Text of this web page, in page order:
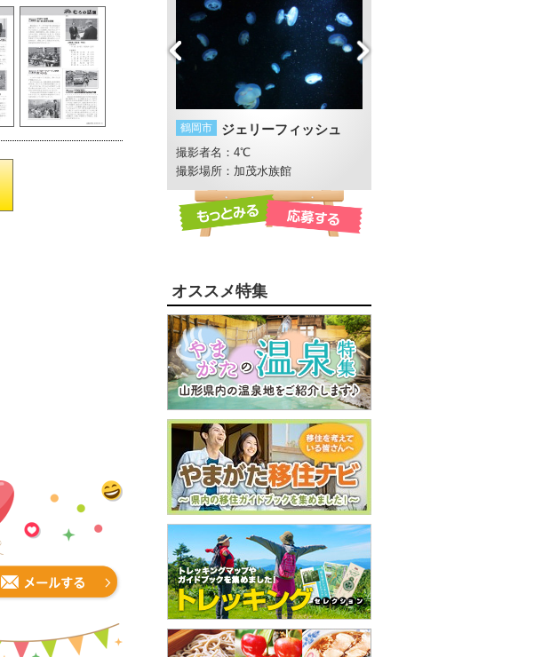
田市 流れ 鶴岡市 ジェリーフィッシュ
撮影者名：4℃
撮影場所：加茂水族館
オススメ特集